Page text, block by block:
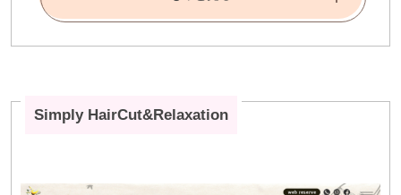
Simply HairCut&Relaxation